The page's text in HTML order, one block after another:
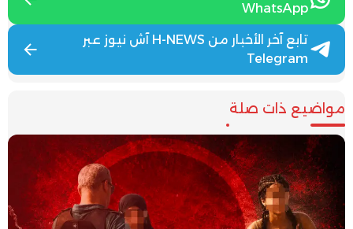
WhatsApp
تابع آخر الأخبار من H-NEWS آش نيوز عبر
Telegram
مواضيع ذات صلة